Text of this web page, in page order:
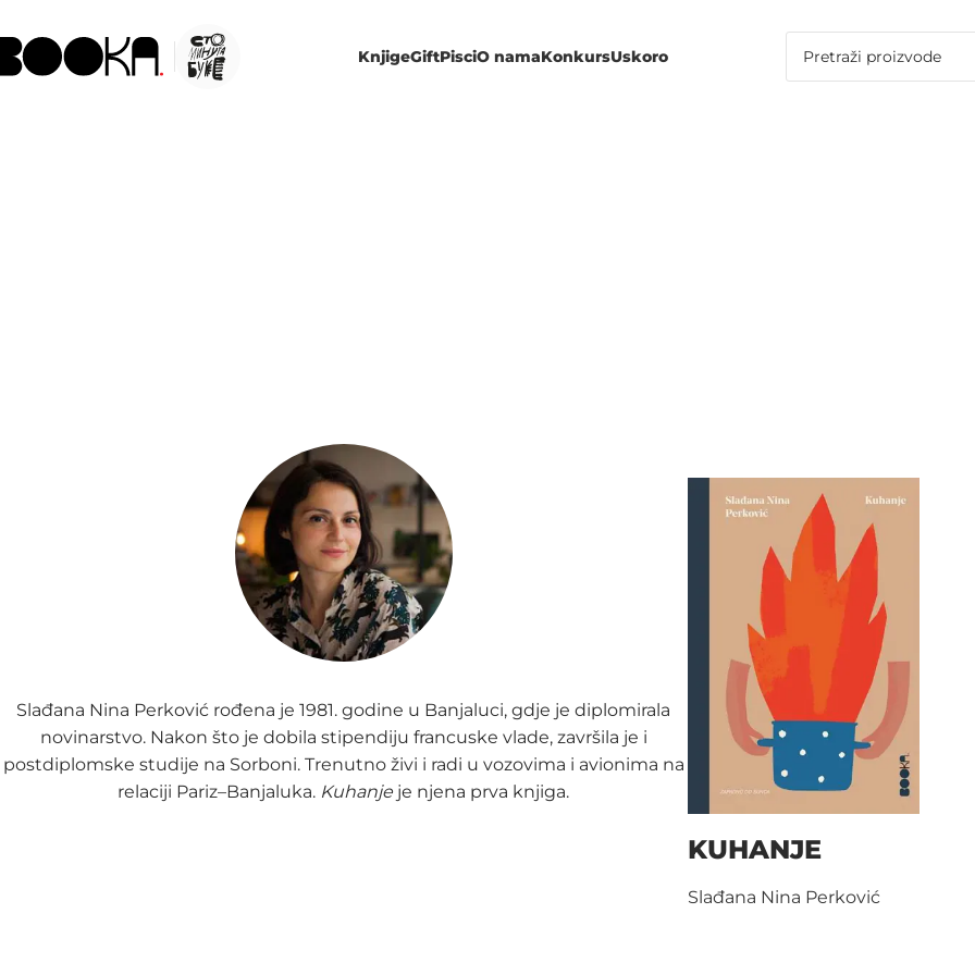
KnjigeGiftPisciO namaKonkursUskoro
Slađana Nina Perković rođena je 1981. godine u Banjaluci, gdje je diplomirala
novinarstvo. Nakon što je dobila stipendiju francuske vlade, završila je i
postdiplomske studije na Sorboni. Trenutno živi i radi u vozovima i avionima na
relaciji Pariz–Banjaluka. Kuhanje je njena prva knjiga.
KUHANJE
Slađana Nina Perković